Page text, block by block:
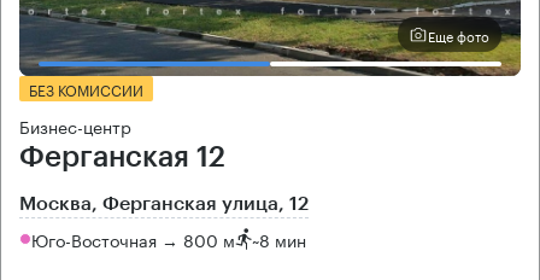
Еще фото
БЕЗ КОМИССИИ
Бизнес-центр
Ферганская 12
Москва, Ферганская улица, 12
Юго-Восточная → 800 м ~8 мин